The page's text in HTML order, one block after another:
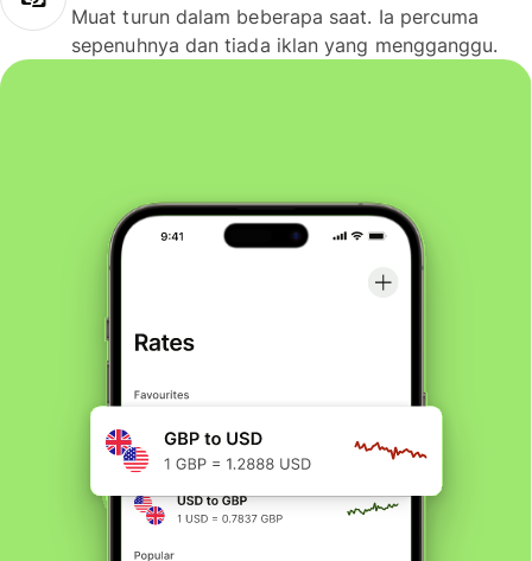
Muat turun dalam beberapa saat. Ia percuma
sepenuhnya dan tiada iklan yang mengganggu.